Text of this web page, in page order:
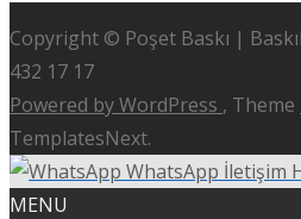
Copyright © Poşet Baskı |
432 17 17
Powered by WordPress , Theme
TemplatesNext.
WhatsApp İletişim
MENU